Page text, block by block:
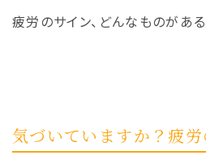
疲労のサイン、どんなものがある
気づいていますか？疲労